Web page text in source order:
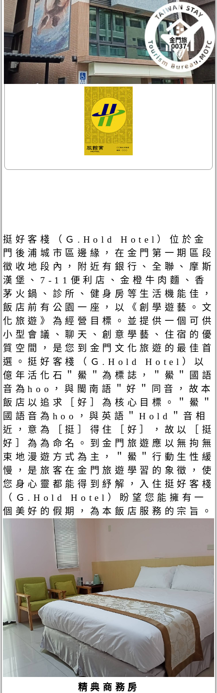
挺好客棧（Ｇ.Hold Hotel）位於金
門後浦城市區邊緣，在金門第一期區段
徵收地段內，附近有銀行、全聯、摩斯
漢堡、7-11便利店、金橙牛肉麵、香
茅火鍋、診所、健身房等生活機能佳，
飯店前有公園一座，以《創學遊藝。文
化旅遊》為經營目標。並提供一個可供
小型會議、聊天、創意學藝、住宿的優
質空間，是您到金門文化旅遊的最佳首
選。挺好客棧（Ｇ.Hold Hotel）以
億年活化石＂鱟＂為標誌，＂鱟＂國語
音為hoo，與閩南語＂好＂同音，故本
飯店以追求［好］為核心目標。＂鱟＂
國語音為hoo，與英語＂Hold＂音相
近，意為［挺］得住［好］，故以［挺
好］為為命名。到金門旅遊應以無拘無
束地漫遊方式為主，＂鱟＂行動生性緩
慢，是旅客在金門旅遊學習的象徵，使
您身心靈都能得到紓解，入住挺好客棧
（Ｇ.Hold Hotel）盼望您能擁有一
個美好的假期，為本飯店服務的宗旨。
精典商務房